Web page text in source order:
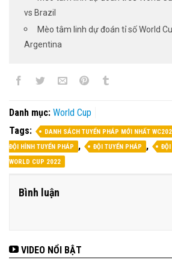
vs Brazil
Mèo tâm linh dự đoán tỉ số World
Argentina
Danh mục: World Cup
Tags:
DANH SÁCH TUYỂN PHÁP MỚI NHẤT
ĐỘI HÌNH TUYỂN PHÁP , ĐỘI TUYỂN PHÁP ,
WORLD CUP 2022
Bình luận
VIDEO NỔI BẬT